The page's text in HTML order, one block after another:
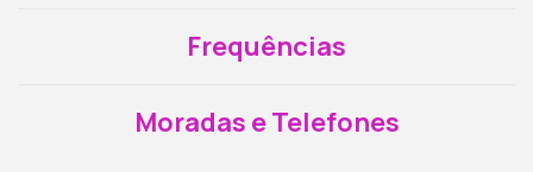
Frequências
Moradas e Telefones